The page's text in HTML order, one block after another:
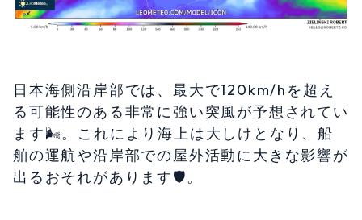
日本海側沿岸部では、最大で120km/hを超え
る可能性のある非常に強い突風が予想されてい
ます🌬️。これにより海上は大しけとなり、船
舶の運航や沿岸部での屋外活動に大きな影響が
出るおそれがあります🛡️。